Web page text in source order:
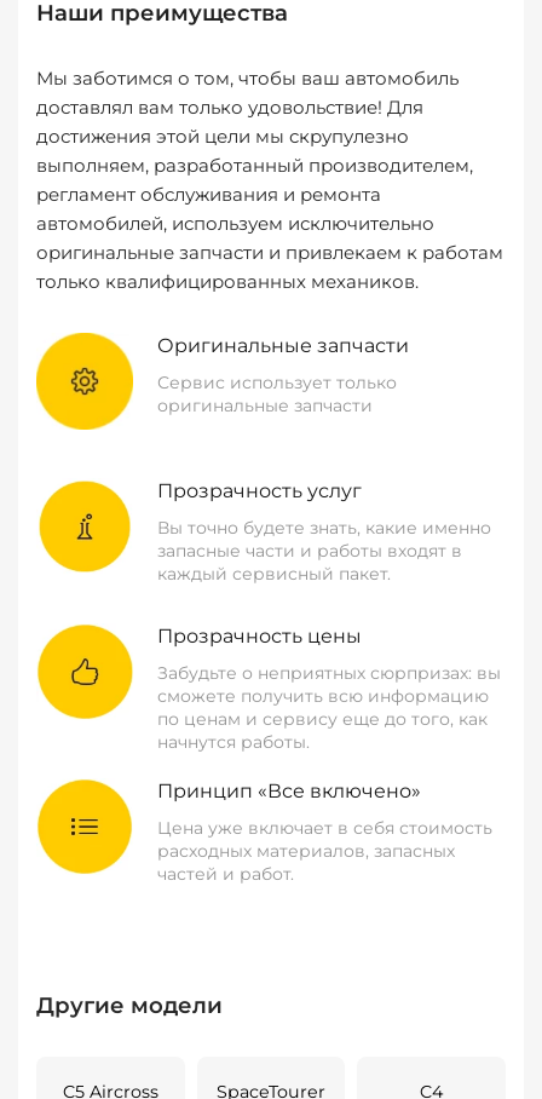
Наши преимущества
Мы заботимся о том, чтобы ваш автомобиль
доставлял вам только удовольствие! Для
достижения этой цели мы скрупулезно
выполняем, разработанный производителем,
регламент обслуживания и ремонта
автомобилей, используем исключительно
оригинальные запчасти и привлекаем к работам
только квалифицированных механиков.
Оригинальные запчасти
Сервис использует только
оригинальные запчасти
Прозрачность услуг
Вы точно будете знать, какие именно
запасные части и работы входят в
каждый сервисный пакет.
Прозрачность цены
Забудьте о неприятных сюрпризах: вы
сможете получить всю информацию
по ценам и сервису еще до того, как
начнутся работы.
Принцип «Все включено»
Цена уже включает в себя стоимость
расходных материалов, запасных
частей и работ.
Другие модели
C5 Aircross SpaceTourer C4